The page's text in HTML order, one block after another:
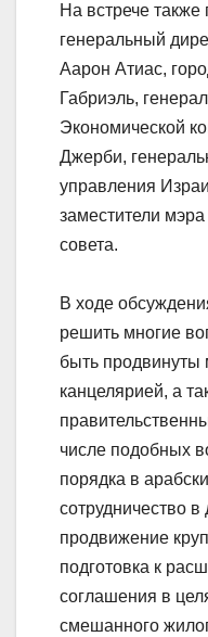
На встрече также
генеральный
Аарон Атиас,
Габриэль,
Экономической
Джерби,
управления
заместители
совета.
В ходе
решить многие
быть продвинуты
канцелярией, а
числе подобных
порядка в
сотрудничество
продвижение
подготовка к
соглашения в
смешанного